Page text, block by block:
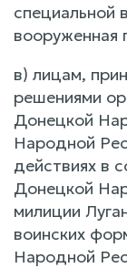
специальной
вооруженная
в) лицам,
решениями
Донецкой
Народной
действиях в
Донецкой
милиции
воинских
Народной